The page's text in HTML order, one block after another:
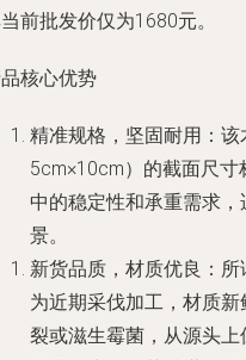
前批发价仅为1680元。
核心优势
精准规格，坚固耐用 ：
5cm×10cm）的截面尺
中的稳定性和承重需求
景。
新货品质，材质优良 ：
为近期采伐加工，材质
裂或滋生霉菌，从源头